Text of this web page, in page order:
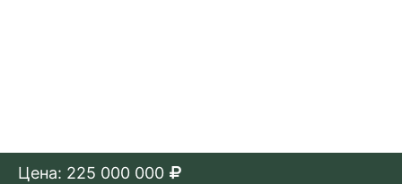
Цена: 225 000 000